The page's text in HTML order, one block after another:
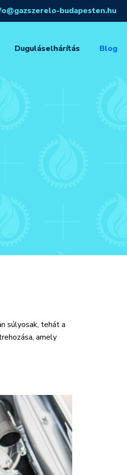
budapesten.hu
Duguláselhárítás Blog
súlyosak, tehát a
amely